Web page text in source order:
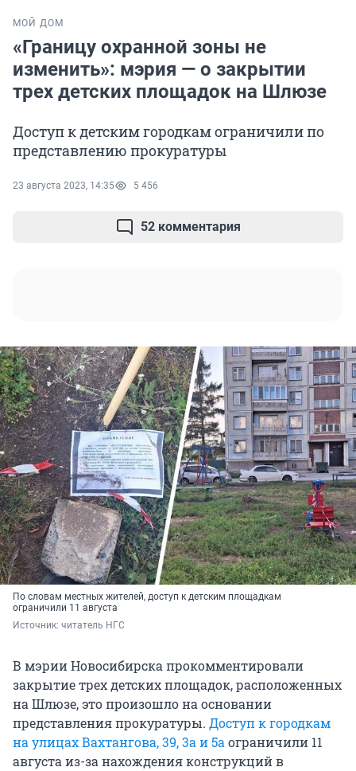
МОЙ ДОМ
«Границу охранной зоны не
изменить»: мэрия — о закрытии
трех детских площадок на Шлюзе
Доступ к детским городкам ограничили по
представлению прокуратуры
23 августа 2023, 14:35 5 456
52 комментария
По словам местных жителей, доступ к детским площадкам
ограничили 11 августа
Источник: читатель НГС
В мэрии Новосибирска прокомментировали
закрытие трех детских площадок, расположенных
на Шлюзе, это произошло на основании
представления прокуратуры. Доступ к городкам
на улицах Вахтангова, 39, 3а и 5аограничили 11
августа из-за нахождения конструкций в